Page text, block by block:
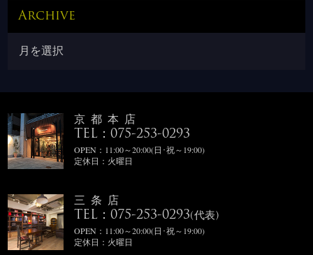
Archive
京都本店
TEL：075-253-0293
OPEN：11:00～20:00(日･祝～19:00)
定休日：火曜日
三条店
TEL：075-253-0293(代表)
OPEN：11:00～20:00(日･祝～19:00)
定休日：火曜日